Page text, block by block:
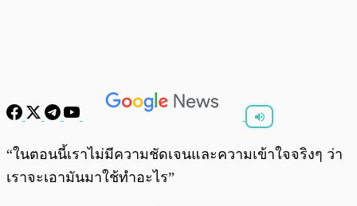
พร้อมเล่น 0:00 /0:00
“ในตอนนี้เราไม่มีความชัดเจนและความเข้าใจจริงๆ ว่า
เราจะเอามันมาใช้ทำอะไร”